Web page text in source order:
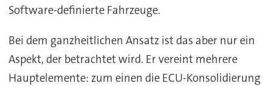
Software-definierte Fahrzeuge.
Bei dem ganzheitlichen Ansatz ist das aber nur ein
Aspekt, der betrachtet wird. Er vereint mehrere
Hauptelemente: zum einen die ECU-Konsolidierung